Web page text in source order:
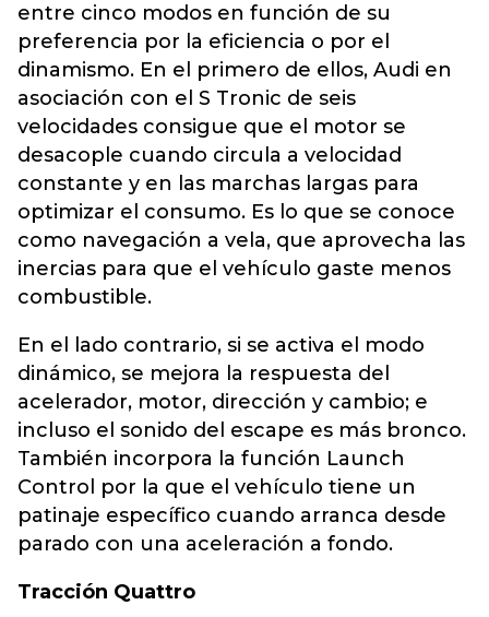
entre cinco modos en función de su
preferencia por la eficiencia o por el
dinamismo. En el primero de ellos, Audi en
asociación con el S Tronic de seis
velocidades consigue que el motor se
desacople cuando circula a velocidad
constante y en las marchas largas para
optimizar el consumo. Es lo que se conoce
como navegación a vela, que aprovecha las
inercias para que el vehículo gaste menos
combustible.
En el lado contrario, si se activa el modo
dinámico, se mejora la respuesta del
acelerador, motor, dirección y cambio; e
incluso el sonido del escape es más bronco.
También incorpora la función Launch
Control por la que el vehículo tiene un
patinaje específico cuando arranca desde
parado con una aceleración a fondo.
Tracción Quattro